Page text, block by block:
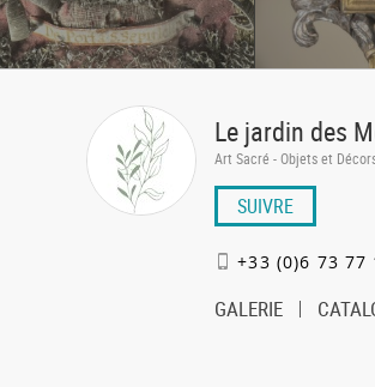
Le jardin des
Art Sacré - Objets et
SUIVRE
+33 (0)6 73 77
GALERIE